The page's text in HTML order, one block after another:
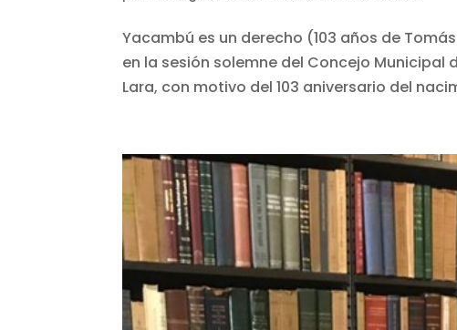
Yacambú es un derecho (103 años de
en la sesión solemne del Concejo
Lara, con motivo del 103 aniversario del